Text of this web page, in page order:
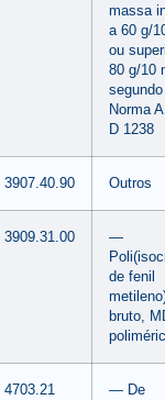
massa
a 60 g/
ou
80 g/10
segundo
Norma
D 1238
3907.40.90 Outros
3909.31.00
—
de fenil
bruto,
4703.21
— De